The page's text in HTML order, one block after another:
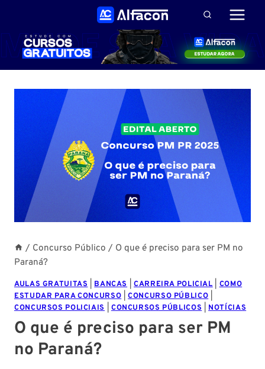
Conteúdo
/ Concurso Público / O que é preciso para ser PM no
Paraná?
AULAS GRATUITAS|BANCAS|CARREIRA POLICIAL|COMO
ESTUDAR PARA CONCURSO|CONCURSO PÚBLICO|
CONCURSOS POLICIAIS|CONCURSOS PÚBLICOS|NOTÍCIAS
O que é preciso para ser PM
no Paraná?